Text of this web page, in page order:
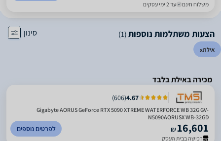
משלוח חינם עד 2 ימי עסקים
הצעות משתלמות נוספות(1) סינון
אילתx
מכירה באילת בלבד
4.67
(
606
)
Gigabyte AORUS GeForce RTX 5090 XTREME WATERFORCE WB 32G GV-
N5090AORUSX WB-32GD
₪16,601
רכישה בבית העסק
לפרטים נוספים